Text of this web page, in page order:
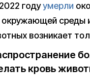
годуумерли
среды
возникает
кровь